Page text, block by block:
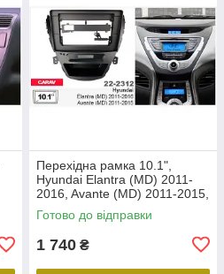
Перехідна рамка 10.1",
Hyundai Elantra (MD) 2011-
2016, Avante (MD) 2011-2015,
Carav 22-2312
Готово до відправки
1 740 ₴